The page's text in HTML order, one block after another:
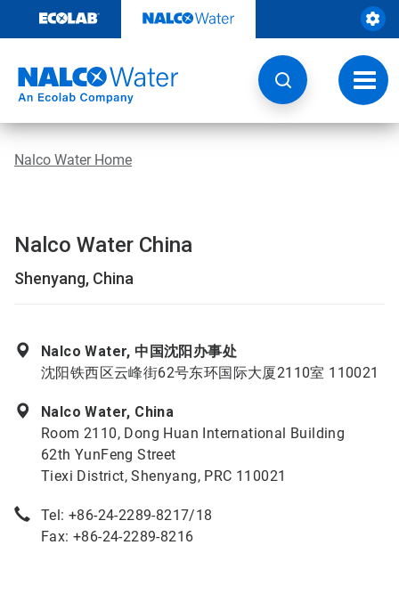
content
Nalco Water Home
Nalco Water China
Shenyang, China
Nalco Water, 中国沈阳办事处
沈阳铁西区云峰街62号东环国际大厦2110室 110021
Nalco Water, China
Room 2110, Dong Huan International Building
62th YunFeng Street
Tiexi District, Shenyang, PRC 110021
Tel: +86-24-2289-8217/18
Fax: +86-24-2289-8216